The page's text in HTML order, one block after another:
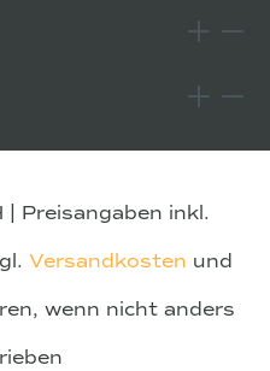
Preisangaben inkl.
Versandkosten und
wenn nicht anders